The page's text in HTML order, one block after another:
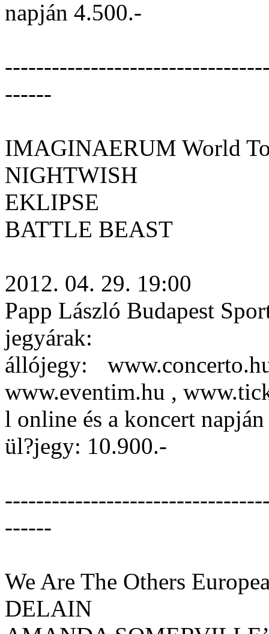
napján 4.500.-
------
IMAGINAERUM World
NIGHTWISH
EKLIPSE
BATTLE BEAST
2012. 04. 29. 19:00
Papp László Budapest
jegyárak:
állójegy:
www.eventim.hu ,
l online és a koncert
ül?jegy: 10.900.-
------
We Are The Others
DELAIN